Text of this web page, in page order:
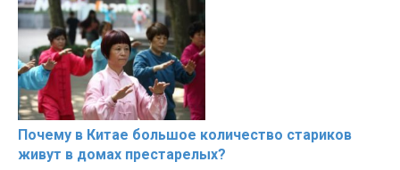
Почему в Китае большое количество стариков
живут в домах престарелых?